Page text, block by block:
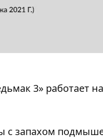
3» работает
с запахом